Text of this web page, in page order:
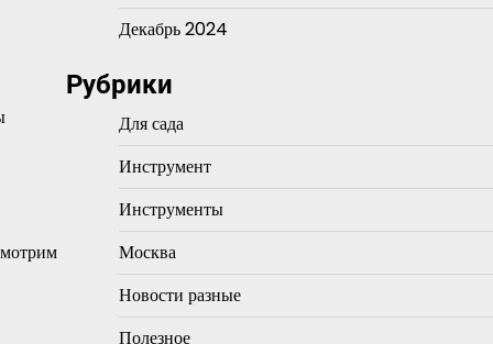
Декабрь 2024
Рубрики
Для сада
Инструмент
Инструменты
Москва
Новости разные
Полезное